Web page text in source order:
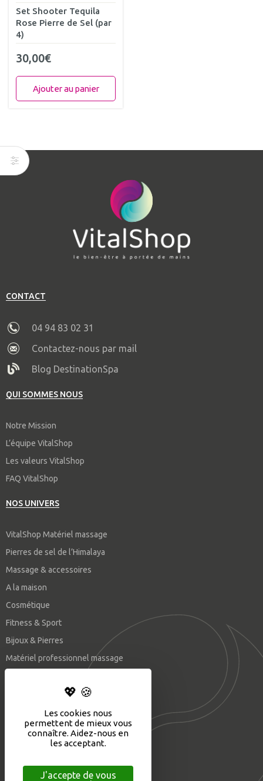
Set Shooter Tequila
Rose Pierre de Sel (par
4)
30,00€
Ajouter au panier
CONTACT
04 94 83 02 31
Contactez-nous par mail
Blog DestinationSpa
QUI SOMMES NOUS
Notre Mission
L’équipe VitalShop
Les valeurs VitalShop
FAQ VitalShop
NOS UNIVERS
VitalShop Matériel massage
Pierres de sel de l’Himalaya
Massage & accessoires
A la maison
Cosmétique
Fitness & Sport
Bijoux & Pierres
Matériel professionnel massage
Les cookies nous
permettent de mieux vous
connaître. Aidez-nous en
les acceptant.
J'accepte de vous